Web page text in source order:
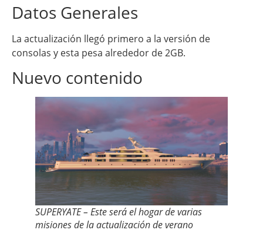
Datos Generales
La actualización llegó primero a la versión de
consolas y esta pesa alrededor de 2GB.
Nuevo contenido
SUPERYATE – Este será el hogar de varias
misiones de la actualización de verano